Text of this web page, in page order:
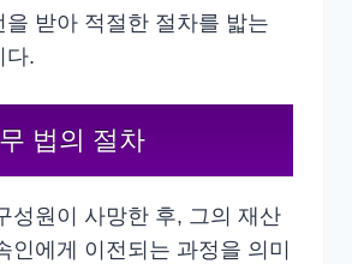
을 받아 적절한 절차를 밟는
다.
법의 절차
성원이 사망한 후, 그의 재산
인에게 이전되는 과정을 의미